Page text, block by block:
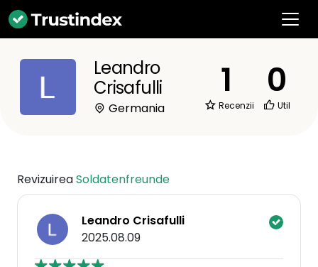
Leandro
Crisafulli
Germania
1
Recenzii
0
Util
RevizuireaSoldatenfreunde
Leandro Crisafulli
2025.08.09